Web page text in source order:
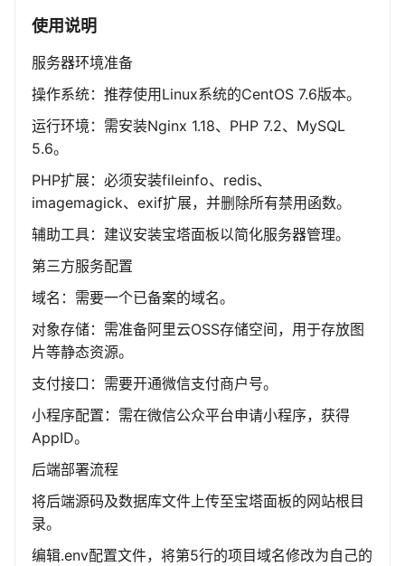
使用说明
服务器环境准备
操作系统：推荐使用Linux系统的CentOS 7.6版本。
运行环境：需安装Nginx 1.18、PHP 7.2、MySQL
5.6。
PHP扩展：必须安装fileinfo、redis、
imagemagick、exif扩展，并删除所有禁用函数。
辅助工具：建议安装宝塔面板以简化服务器管理。
第三方服务配置
域名：需要一个已备案的域名。
对象存储：需准备阿里云OSS存储空间，用于存放图
片等静态资源。
支付接口：需要开通微信支付商户号。
小程序配置：需在微信公众平台申请小程序，获得
AppID。
后端部署流程
将后端源码及数据库文件上传至宝塔面板的网站根目
录。
编辑.env配置文件，将第5行的项目域名修改为自己的